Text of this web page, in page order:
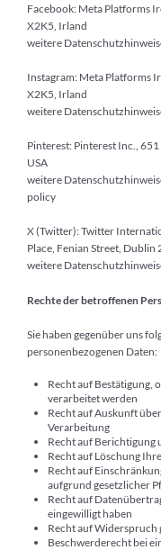
Facebook: Meta Platforms
X2K5, Irland
weitere
Instagram: Meta Platforms
X2K5, Irland
weitere
Pinterest: Pinterest Inc.,
USA
weitere
policy
X (Twitter): Twitter
Place, Fenian Street,
weitere
Rechte der betroffenen
Sie haben gegenüber uns
personenbezogenen Daten:
Recht auf Bestätigung,
verarbeitet werden
Recht auf Auskunft
Verarbeitung
Recht auf Berichtigung
Recht auf Löschung
Recht auf
aufgrund gesetzlicher
Recht auf
eingewilligt haben
Recht auf Widerspruch
Beschwerderecht bei